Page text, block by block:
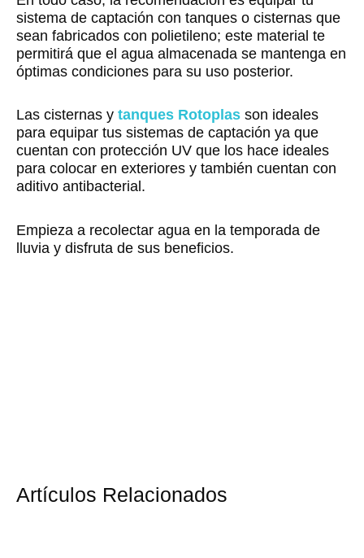
sistema de captación con tanques o cisternas que
sean fabricados con polietileno; este material te
permitirá que el agua almacenada se mantenga en
óptimas condiciones para su uso posterior.
Las cisternas y tanques Rotoplas son ideales
para equipar tus sistemas de captación ya que
cuentan con protección UV que los hace ideales
para colocar en exteriores y también cuentan con
aditivo antibacterial.
Empieza a recolectar agua en la temporada de
lluvia y disfruta de sus beneficios.
Artículos Relacionados